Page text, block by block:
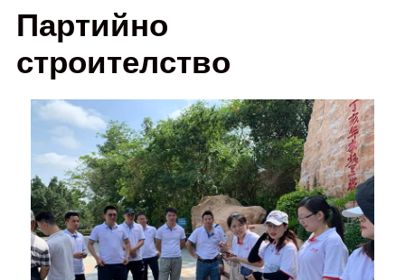
Партийно
строителство